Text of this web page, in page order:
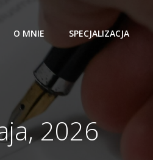
O MNIE SPECJALIZACJA
2026